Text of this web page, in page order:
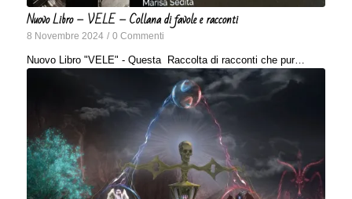
Nuovo Libro – VELE – Collana di favole e racconti
8 Novembre 2024 / 0 Commenti
Nuovo Libro "VELE" - Questa Raccolta di racconti che pur…